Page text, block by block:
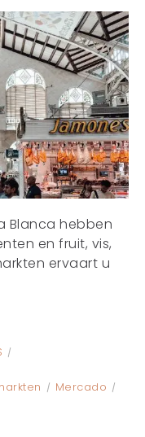
Blanca hebben
en fruit, vis,
ervaart u
Mercado